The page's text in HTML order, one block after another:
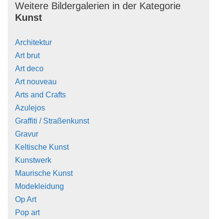
Weitere Bildergalerien in der Kategorie
Kunst
Architektur
Art brut
Art deco
Art nouveau
Arts and Crafts
Azulejos
Graffiti / Straßenkunst
Gravur
Keltische Kunst
Kunstwerk
Maurische Kunst
Modekleidung
Op Art
Pop art